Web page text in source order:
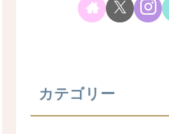
カテゴリー